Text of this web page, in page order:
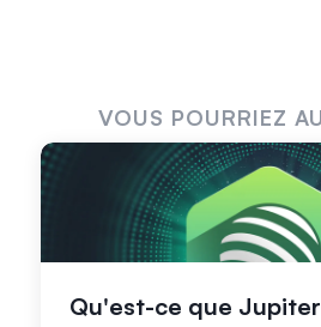
VOUS POURRIEZ
Qu'est-ce que